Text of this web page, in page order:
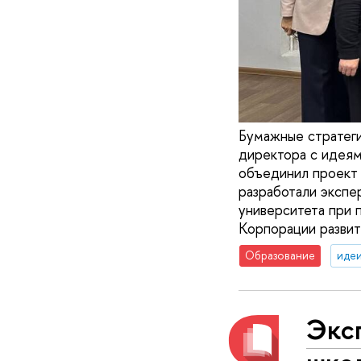
Бумажные
директора с
объединил
разработали
университета
Корпорации
Образование